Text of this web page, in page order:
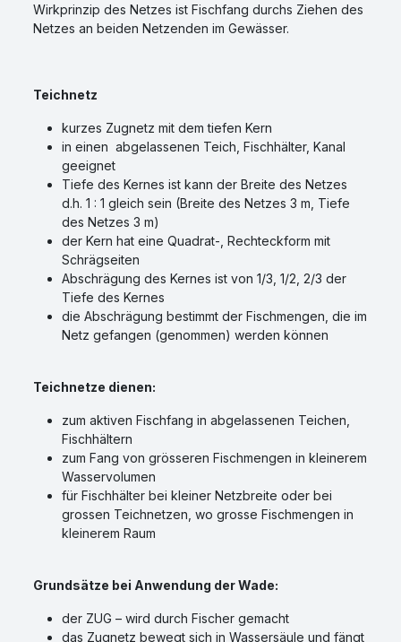
Wirkprinzip des Netzes ist Fischfang durchs Ziehen des
Netzes an beiden Netzenden im Gewässer.
Teichnetz
kurzes Zugnetz mit dem tiefen Kern
in einen abgelassenen Teich, Fischhälter, Kanal
geeignet
Tiefe des Kernes ist kann der Breite des Netzes
d.h. 1 : 1 gleich sein (Breite des Netzes 3 m, Tiefe
des Netzes 3 m)
der Kern hat eine Quadrat-, Rechteckform mit
Schrägseiten
Abschrägung des Kernes ist von 1/3, 1/2, 2/3 der
Tiefe des Kernes
die Abschrägung bestimmt der Fischmengen, die im
Netz gefangen (genommen) werden können
Teichnetze dienen:
zum aktiven Fischfang in abgelassenen Teichen,
Fischhältern
zum Fang von grösseren Fischmengen in kleinerem
Wasservolumen
für Fischhälter bei kleiner Netzbreite oder bei
grossen Teichnetzen, wo grosse Fischmengen in
kleinerem Raum
Grundsätze bei Anwendung der Wade:
der ZUG – wird durch Fischer gemacht
das Zugnetz bewegt sich in Wassersäule und fängt